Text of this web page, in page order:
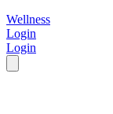
Wellness
Login
Login